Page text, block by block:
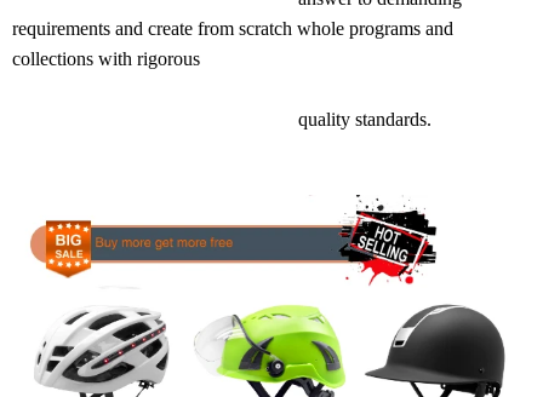
requirements and create from scratch whole programs and
collections with rigorous
quality standards.